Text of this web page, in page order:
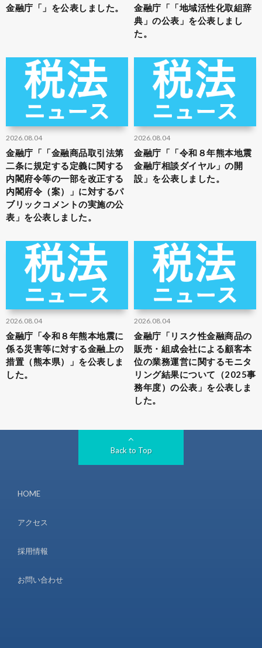
金融庁「」を公表しました。
金融庁「「地域活性化取組辞
典」の公表」を公表しまし
た。
2026.08.04
金融庁「「金融商品取引法第
二条に規定する定義に関する
内閣府令等の一部を改正する
内閣府令（案）」に対するパ
ブリックコメントの実施の公
表」を公表しました。
2026.08.04
金融庁「「令和８年熊本地震
金融庁相談ダイヤル」の開
設」を公表しました。
2026.08.04
金融庁「令和８年熊本地震に
係る災害等に対する金融上の
措置（熊本県）」を公表しま
した。
2026.08.04
金融庁「リスク性金融商品の
販売・組成会社による顧客本
位の業務運営に関するモニタ
リング結果について（2025事
務年度）の公表」を公表しま
した。
Back to Top
HOME
アクセス
採用情報
お問い合わせ